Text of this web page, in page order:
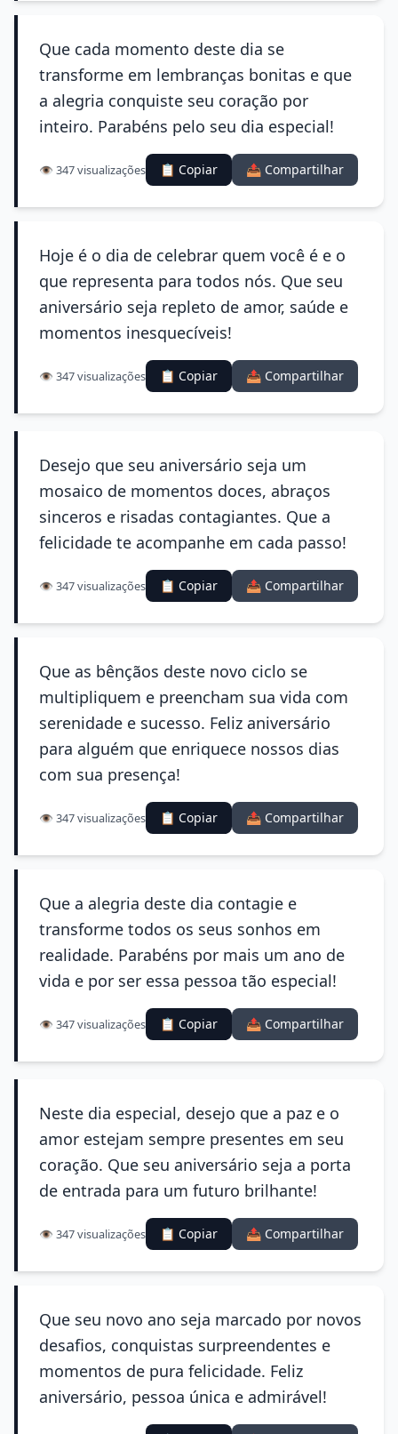
Que cada momento deste dia se
transforme em lembranças bonitas e que
a alegria conquiste seu coração por
inteiro. Parabéns pelo seu dia especial!
👁️ 347 visualizações 📋 Copiar 📤 Compartilhar
Hoje é o dia de celebrar quem você é e o
que representa para todos nós. Que seu
aniversário seja repleto de amor, saúde e
momentos inesquecíveis!
👁️ 347 visualizações 📋 Copiar 📤 Compartilhar
Desejo que seu aniversário seja um
mosaico de momentos doces, abraços
sinceros e risadas contagiantes. Que a
felicidade te acompanhe em cada passo!
👁️ 347 visualizações 📋 Copiar 📤 Compartilhar
Que as bênçãos deste novo ciclo se
multipliquem e preencham sua vida com
serenidade e sucesso. Feliz aniversário
para alguém que enriquece nossos dias
com sua presença!
👁️ 347 visualizações 📋 Copiar 📤 Compartilhar
Que a alegria deste dia contagie e
transforme todos os seus sonhos em
realidade. Parabéns por mais um ano de
vida e por ser essa pessoa tão especial!
👁️ 347 visualizações 📋 Copiar 📤 Compartilhar
Neste dia especial, desejo que a paz e o
amor estejam sempre presentes em seu
coração. Que seu aniversário seja a porta
de entrada para um futuro brilhante!
👁️ 347 visualizações 📋 Copiar 📤 Compartilhar
Que seu novo ano seja marcado por novos
desafios, conquistas surpreendentes e
momentos de pura felicidade. Feliz
aniversário, pessoa única e admirável!